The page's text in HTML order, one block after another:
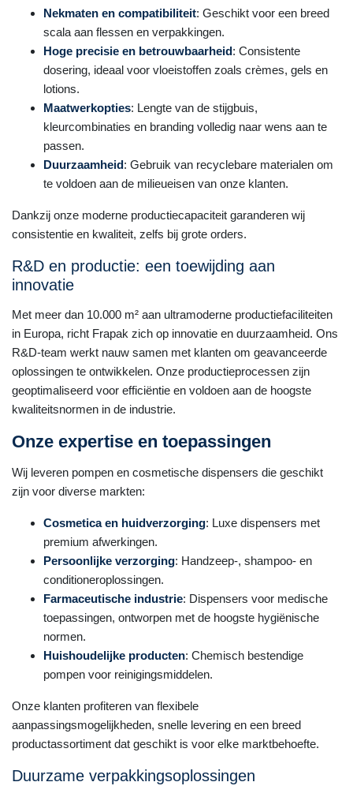
Nekmaten en compatibiliteit: Geschikt voor een breed
scala aan flessen en verpakkingen.
Hoge precisie en betrouwbaarheid: Consistente
dosering, ideaal voor vloeistoffen zoals crèmes, gels en
lotions.
Maatwerkopties: Lengte van de stijgbuis,
kleurcombinaties en branding volledig naar wens aan te
passen.
Duurzaamheid: Gebruik van recyclebare materialen om
te voldoen aan de milieueisen van onze klanten.
Dankzij onze moderne productiecapaciteit garanderen wij
consistentie en kwaliteit, zelfs bij grote orders.
R&D en productie: een toewijding aan
innovatie
Met meer dan 10.000 m² aan ultramoderne productiefaciliteiten
in Europa, richt Frapak zich op innovatie en duurzaamheid. Ons
R&D-team werkt nauw samen met klanten om geavanceerde
oplossingen te ontwikkelen. Onze productieprocessen zijn
geoptimaliseerd voor efficiëntie en voldoen aan de hoogste
kwaliteitsnormen in de industrie.
Onze expertise en toepassingen
Wij leveren pompen en cosmetische dispensers die geschikt
zijn voor diverse markten:
Cosmetica en huidverzorging: Luxe dispensers met
premium afwerkingen.
Persoonlijke verzorging: Handzeep-, shampoo- en
conditioneroplossingen.
Farmaceutische industrie: Dispensers voor medische
toepassingen, ontworpen met de hoogste hygiënische
normen.
Huishoudelijke producten: Chemisch bestendige
pompen voor reinigingsmiddelen.
Onze klanten profiteren van flexibele
aanpassingsmogelijkheden, snelle levering en een breed
productassortiment dat geschikt is voor elke marktbehoefte.
Duurzame verpakkingsoplossingen